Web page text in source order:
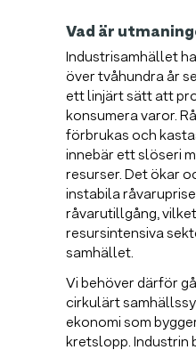
Vad är
Industrisamhället
över tvåhundra år
ett linjärt sätt att
konsumera varor.
förbrukas och
innebär ett slöseri
resurser. Det ökar
instabila
råvarutillgång,
resursintensiva
samhället.
Vi behöver därför
cirkulärt
ekonomi som
kretslopp. Industrin